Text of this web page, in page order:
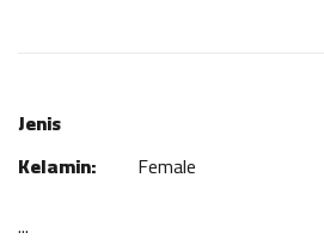
Jenis
Kelamin:
Female
...